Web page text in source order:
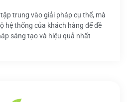
trung vào giải pháp cụ thể, mà
hệ thống của khách hàng để đề
sáng tạo và hiệu quả nhất